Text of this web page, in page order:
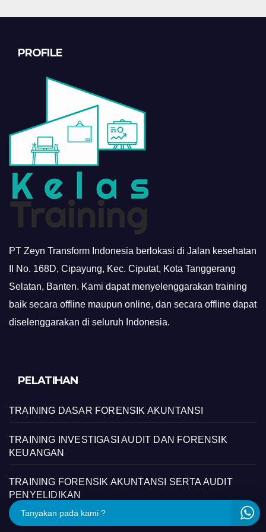
PROFILE
PT Zeyn Transform Indonesia berlokasi di Jalan kesehatan
II No. 168D, Cipayung, Kec. Ciputat, Kota Tanggerang
Selatan, Banten. Kami dapat menyelenggarakan training
baik secara offline maupun online, dan secara offline dapat
diselenggarakan di seluruh Indonesia.
PELATIHAN
TRAINING DASAR FORENSIK AKUNTANSI
TRAINING INVESTIGASI AUDIT DAN FORENSIK
KEUANGAN
TRAINING FORENSIK AKUNTANSI SERTA AUDIT
PENYELIDIKAN
Tanyakan pada kami ?